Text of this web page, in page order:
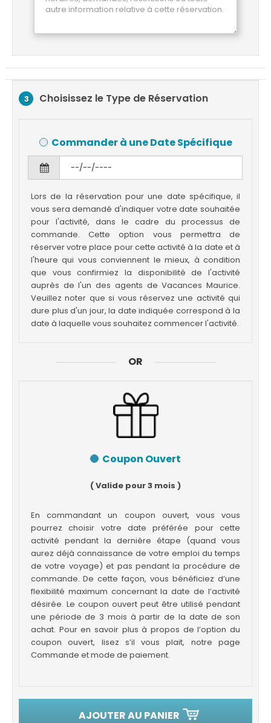
3 Choisissez le Type de Réservation
Commander à une Date Spécifique
Lors de la réservation pour une date spécifique, il
vous sera demandé d'indiquer votre date souhaitée
pour l'activité, dans le cadre du processus de
commande. Cette option vous permettra de
réserver votre place pour cette activité à la date et à
l'heure qui vous conviennent le mieux, à condition
que vous confirmiez la disponibilité de l'activité
auprès de l'un des agents de Vacances Maurice.
Veuillez noter que si vous réservez une activité qui
dure plus d'un jour, la date indiquée correspond à la
date à laquelle vous souhaitez commencer l'activité.
OR
Coupon Ouvert
( Valide pour 3 mois )
En commandant un coupon ouvert, vous vous
pourrez choisir votre date préférée pour cette
activité pendant la dernière étape (quand vous
aurez déjà connaissance de votre emploi du temps
de votre voyage) et pas pendant la procédure de
commande. De cette façon, vous bénéficiez d’une
flexibilité maximum concernant la date de l’activité
désirée. Le coupon ouvert peut être utilisé pendant
une période de 3 mois à partir de la date de son
achat. Pour en savoir plus à propos de l’option du
coupon ouvert, lisez s’il vous plait, notre page
Commande et mode de paiement.
AJOUTER AU PANIER